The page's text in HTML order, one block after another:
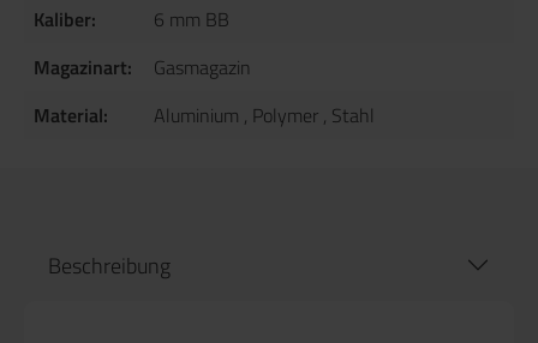
Kaliber:
6 mm BB
Magazinart:
Gasmagazin
Material:
Aluminium , Polymer , Stahl
Beschreibung